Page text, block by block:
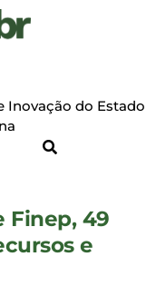
Inovação do Estado
Finep, 49
e